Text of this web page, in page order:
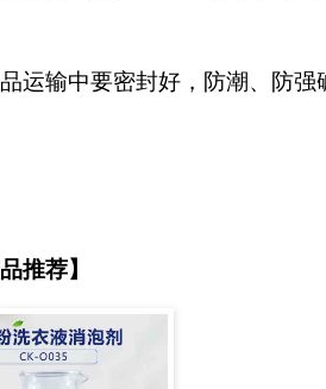
运输中要密封好，防潮、防强
推荐】